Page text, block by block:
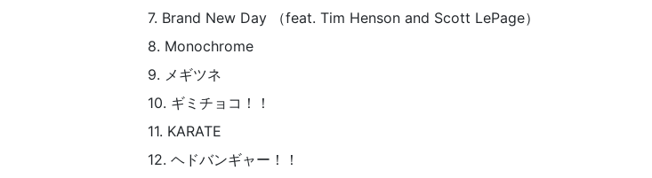
7. Brand New Day （feat. Tim Henson and Scott LePage）
8. Monochrome
9. メギツネ
10. ギミチョコ！！
11. KARATE
12. ヘドバンギャー！！